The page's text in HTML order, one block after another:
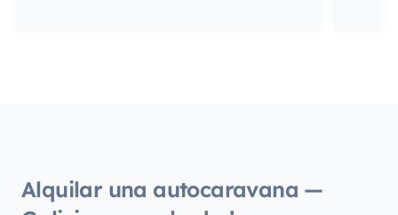
Alquilar una autocaravana —